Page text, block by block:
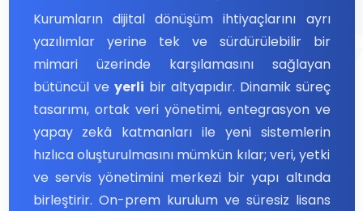
Kurumların dijital dönüşüm ihtiyaçlarını ayrı
yazılımlar yerine tek ve sürdürülebilir bir
mimari üzerinde karşılamasını sağlayan
bütüncül ve yerli bir altyapıdır. Dinamik süreç
tasarımı, ortak veri yönetimi, entegrasyon ve
yapay zekâ katmanları ile yeni sistemlerin
hızlıca oluşturulmasını mümkün kılar; veri, yetki
ve servis yönetimini merkezi bir yapı altında
birleştirir. On-prem kurulum ve süresiz lisans